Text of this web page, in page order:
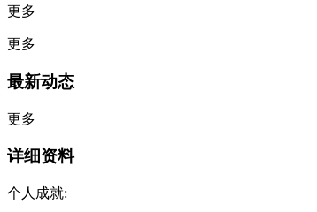
更多
更多
最新动态
更多
详细资料
个人成就: